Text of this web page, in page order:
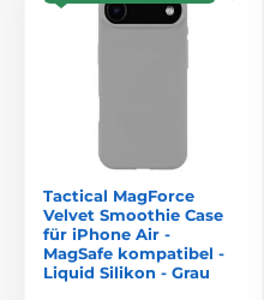
Tactical MagForce
Velvet Smoothie Case
für iPhone Air -
MagSafe kompatibel -
Liquid Silikon - Grau